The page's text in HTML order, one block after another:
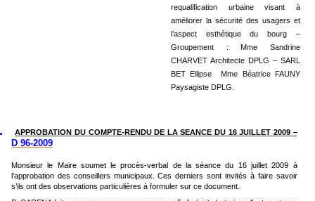
requalification urbaine visant à
améliorer la sécurité des usagers et
l’aspect esthétique du bourg–
Groupement : Mme Sandrine
CHARVET Architecte DPLG – SARL
BET Ellipse
Mme Béatrice FAUNY
Paysagiste DPLG.
APPROBATION DU COMPTE-RENDU DE LA SEANCE DU 16 JUILLET 2009 –
D 96-2009
Monsieur le Maire soumet le procès-verbal de la séance du 16 juillet 2009 à
l’approbation des conseillers municipaux. Ces derniers sont invités à faire savoir
s’ils ont des observations particulières à formuler sur ce document.